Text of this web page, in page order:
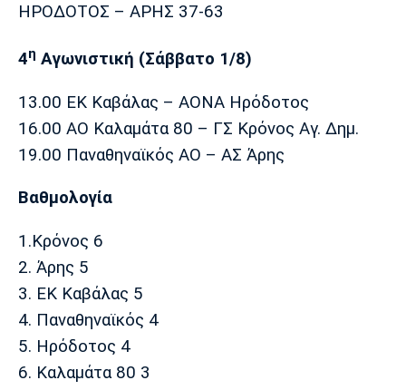
ΗΡΟΔΟΤΟΣ – ΑΡΗΣ 37-63
4η Αγωνιστική (Σάββατο 1/8)
13.00 ΕΚ Καβάλας – ΑΟΝΑ Ηρόδοτος
16.00 ΑΟ Καλαμάτα 80 – ΓΣ Κρόνος Αγ. Δημ.
19.00 Παναθηναϊκός ΑΟ – ΑΣ Άρης
Βαθμολογία
1.Κρόνος 6
2. Άρης 5
3. ΕΚ Καβάλας 5
4. Παναθηναϊκός 4
5. Ηρόδοτος 4
6. Καλαμάτα 80 3